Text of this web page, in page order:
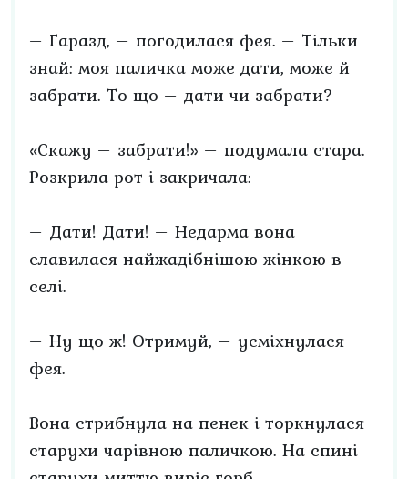
– Гаразд, – погодилася фея. – Тільки
знай: моя паличка може дати, може й
забрати. То що – дати чи забрати?
«Скажу – забрати!» – подумала стара.
Розкрила рот і закричала:
– Дати! Дати! – Недарма вона
славилася найжадібнішою жінкою в
селі.
– Ну що ж! Отримуй, – усміхнулася
фея.
Вона стрибнула на пенек і торкнулася
старухи чарівною паличкою. На спині